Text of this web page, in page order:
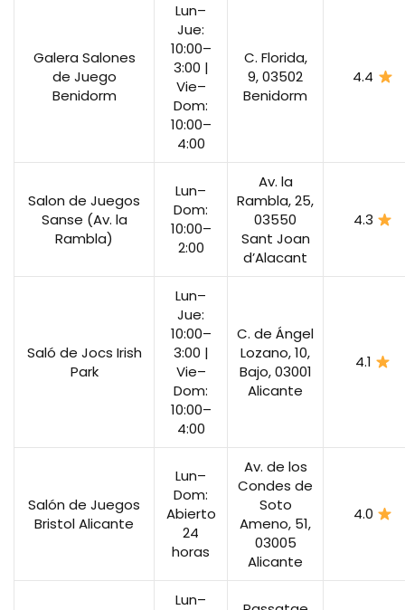
Galera Salones
de Juego
Benidorm
Lun–
Jue:
10:00–
3:00 |
Vie–
Dom:
10:00–
4:00
C. Florida,
9, 03502
Benidorm
4.4
Salon de Juegos
Sanse (Av. la
Rambla)
Lun–
Dom:
10:00–
2:00
Av. la
Rambla, 25,
03550
Sant Joan
d’Alacant
4.3
Saló de Jocs Irish
Park
Lun–
Jue:
10:00–
3:00 |
Vie–
Dom:
10:00–
4:00
C. de Ángel
Lozano, 10,
Bajo, 03001
Alicante
4.1
Salón de Juegos
Bristol Alicante
Lun–
Dom:
Abierto
24
horas
Av. de los
Condes de
Soto
Ameno, 51,
03005
Alicante
4.0
Lun–